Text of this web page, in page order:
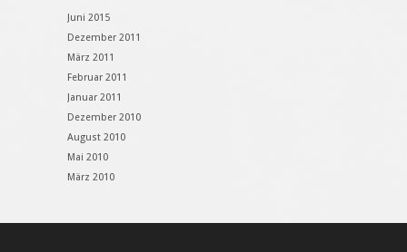
Juni 2015
Dezember 2011
März 2011
Februar 2011
Januar 2011
Dezember 2010
August 2010
Mai 2010
März 2010